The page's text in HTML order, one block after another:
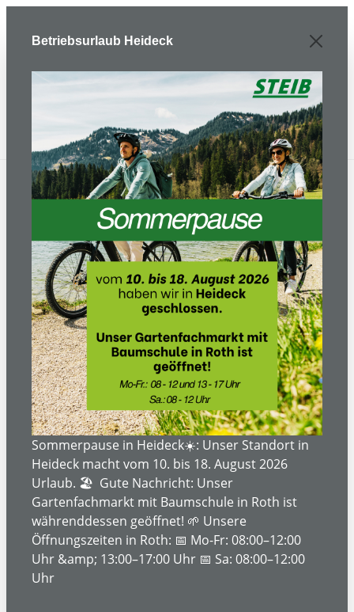
E-Bike/ Fahrrad
Kinderräder/Laufräder/Dreiräder
Laufräder / Dreiräder / Roller
PUKYLINO kiwi
Bildergalerie überspringen
Betriebsurlaub Heideck
Sommerpause in Heideck☀️: Unser Standort in
Heideck macht vom 10. bis 18. August 2026
Urlaub. 🏖️ Gute Nachricht: Unser
Gartenfachmarkt mit Baumschule in Roth ist
währenddessen geöffnet! 🌱 Unsere
Öffnungszeiten in Roth: 📅 Mo-Fr: 08:00–12:00
Uhr &amp; 13:00–17:00 Uhr 📅 Sa: 08:00–12:00
Uhr